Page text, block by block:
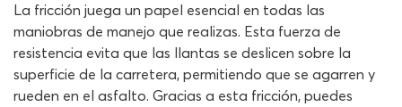
La fricción juega un papel esencial en todas las
maniobras de manejo que realizas. Esta fuerza de
resistencia evita que las llantas se deslicen sobre la
superficie de la carretera, permitiendo que se agarren y
rueden en el asfalto. Gracias a esta fricción, puedes